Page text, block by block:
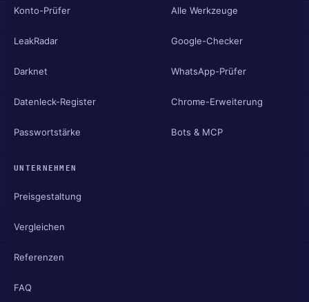
Konto-Prüfer
LeakRadar
Darknet
Datenleck-Register
Passwortstärke
Alle Werkzeuge
Google-Checker
WhatsApp-Prüfer
Chrome-Erweiterung
Bots & MCP
UNTERNEHMEN
Preisgestaltung
Vergleichen
Referenzen
FAQ